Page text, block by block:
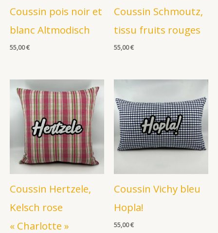
Coussin pois noir et
blanc Altmodisch
55,00€
Coussin Schmoutz,
tissu fruits rouges
55,00€
Coussin Hertzele,
Kelsch rose
« Charlotte »
Coussin Vichy bleu
Hopla!
55,00€